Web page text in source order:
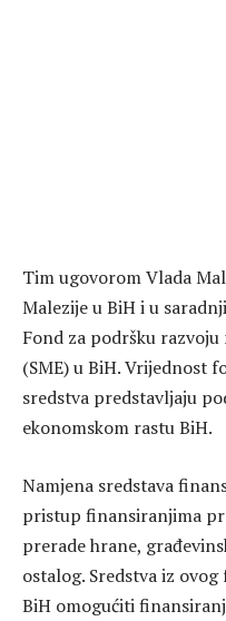
Tim ugovorom Vlada
Malezije u BiH i u
Fond za podršku
(SME) u BiH. Vrijednost
sredstva predstavljaju
ekonomskom rastu BiH.
Namjena sredstava
pristup finansiranjima
prerade hrane,
ostalog. Sredstva iz
BiH omogućiti